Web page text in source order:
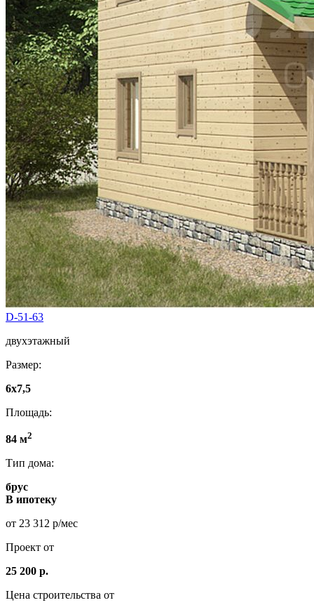
D-51-63
двухэтажный
Размер:
6x7,5
Площадь:
84 м2
Тип дома:
брус
В ипотеку
от 23 312 р/мес
Проект от
25 200 р.
Цена строительства от